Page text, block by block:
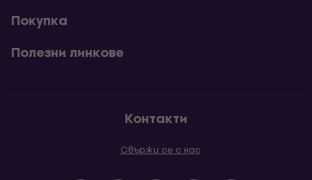
Покупка
Полезни линкове
Контакти
Свържи се с нас